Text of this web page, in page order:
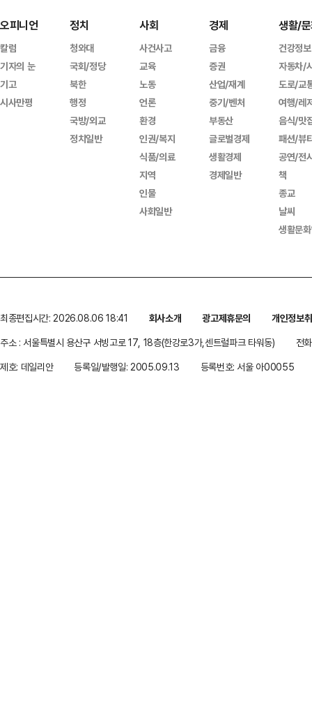
오피니언
칼럼
기자의 눈
기고
시사만평
정치
청와대
국회/정당
북한
행정
국방/외교
정치일반
사회
사건사고
교육
노동
언론
환경
인권/복지
식품/의료
지역
인물
사회일반
경제
금융
증권
산업/재계
중기/벤처
부동산
글로벌경제
생활경제
경제일반
생활/
건강정보
자동차/
도로/교
여행/레
음식/맛
패션/뷰
공연/전
책
종교
날씨
생활문
최종편집시간: 2026.08.06 18:41 회사소개 광고제휴문의
개인정보
주소 : 서울특별시 용산구 서빙고로 17, 18층(한강로3가,센트럴파크 타워동)
전
제호: 데일리안
등록일/발행일: 2005.09.13 등록번호: 서울 아00055